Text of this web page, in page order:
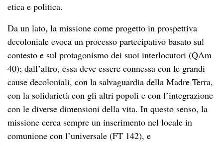
etica e politica.
Da un lato, la missione come progetto in prospettiva
decoloniale evoca un processo partecipativo basato sul
contesto e sul protagonismo dei suoi interlocutori (QAm
40); dall’altro, essa deve essere connessa con le grandi
cause decoloniali, con la salvaguardia della Madre Terra,
con la solidarietà con gli altri popoli e con l’integrazione
con le diverse dimensioni della vita. In questo senso, la
missione cerca sempre un inserimento nel locale in
comunione con l’universale (FT 142), e